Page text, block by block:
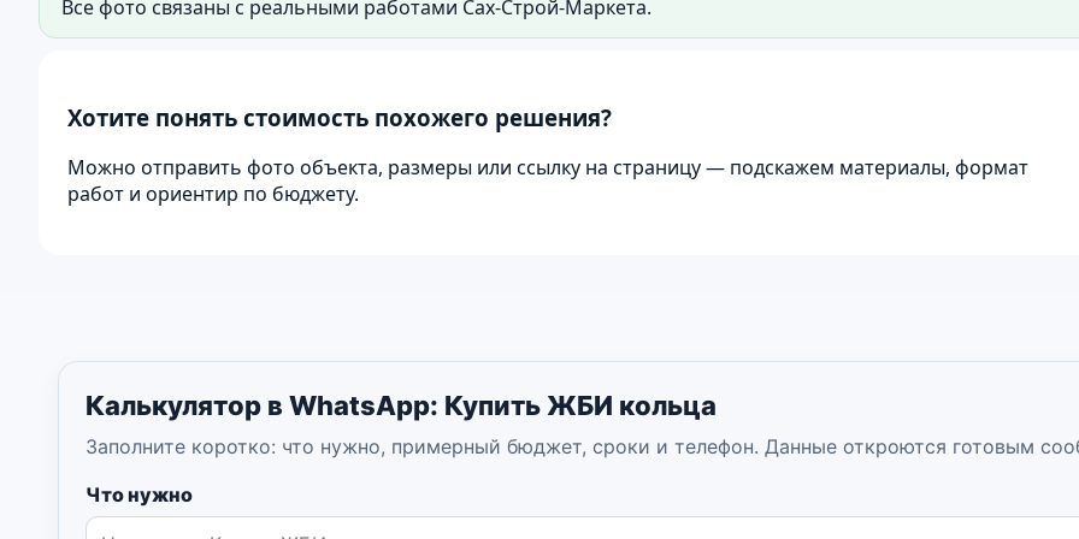
Все фото связаны с реальными работами Сах-Строй-Маркета.
Хотите понять стоимость похожего решения?
Можно отправить фото объекта, размеры или ссылку на страницу — подскажем материалы, формат
работ и ориентир по бюджету.
Калькулятор в WhatsApp: Купить ЖБИ кольца
Заполните коротко: что нужно, примерный бюджет, сроки и телефон. Данные откроются готовым
Что нужно